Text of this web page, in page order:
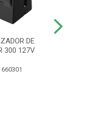
DE
300 127V